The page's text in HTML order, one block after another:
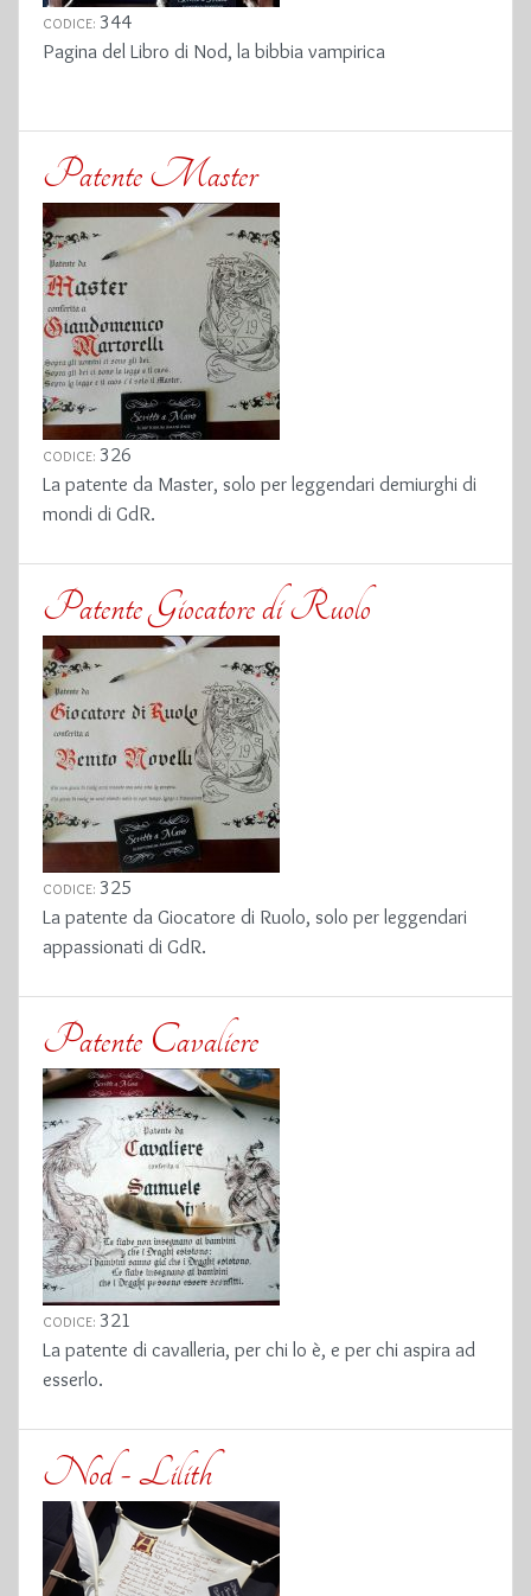
CODICE: 344
Pagina del Libro di Nod, la bibbia vampirica
Patente Master
CODICE: 326
La patente da Master, solo per leggendari demiurghi di
mondi di GdR.
Patente Giocatore di Ruolo
CODICE: 325
La patente da Giocatore di Ruolo, solo per leggendari
appassionati di GdR.
Patente Cavaliere
CODICE: 321
La patente di cavalleria, per chi lo è, e per chi aspira ad
esserlo.
Nod - Lilith